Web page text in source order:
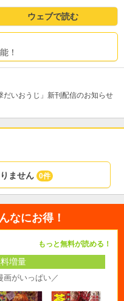
ウェブで読む
！
だいおうじ」新刊配信のお知らせ
ません 0件
なにお得！
もっと無料が読める！
増量
画がいっぱい／